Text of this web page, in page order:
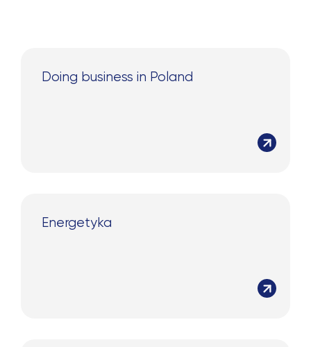
Doing business in Poland
Energetyka